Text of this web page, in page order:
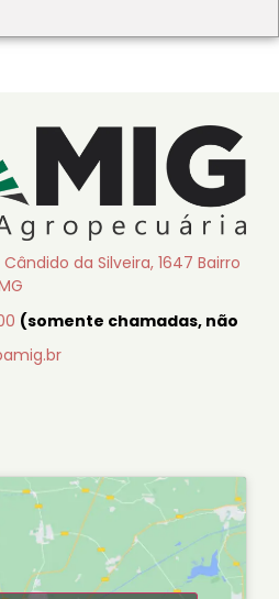
da Silveira, 1647 Bairro
(somente chamadas, não